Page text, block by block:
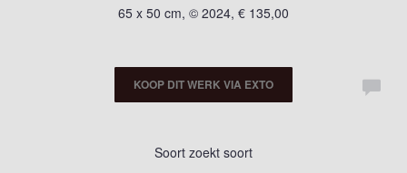
65 x 50 cm, © 2024, € 135,00
KOOP DIT WERK VIA EXTO
Soort zoekt soort